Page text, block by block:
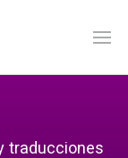
traducciones